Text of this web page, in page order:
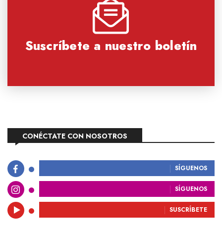
Suscríbete a nuestro boletín
CONÉCTATE CON NOSOTROS
SÍGUENOS
SÍGUENOS
SUSCRÍBETE